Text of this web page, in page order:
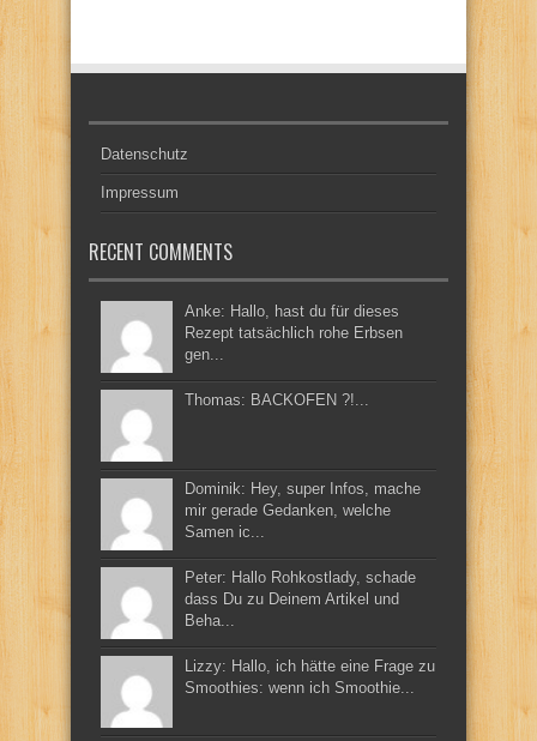
Datenschutz
Impressum
RECENT COMMENTS
Anke: Hallo, hast du für dieses
Rezept tatsächlich rohe Erbsen
gen...
Thomas: BACKOFEN ?!...
Dominik: Hey, super Infos, mache
mir gerade Gedanken, welche
Samen ic...
Peter: Hallo Rohkostlady, schade
dass Du zu Deinem Artikel und
Beha...
Lizzy: Hallo, ich hätte eine Frage zu
Smoothies: wenn ich Smoothie...